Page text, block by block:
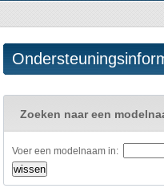
Zoeken naar een
Voer een modelnaam in: